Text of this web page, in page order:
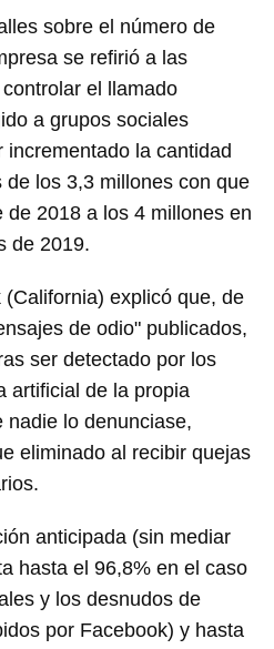
sobre el número de
se refirió a las
el llamado
a grupos sociales
la cantidad
los 3,3 millones con que
2018 a los 4 millones en
de 2019.
explicó que, de
de odio" publicados,
ser detectado por los
artificial de la propia
lo denunciase,
eliminado al recibir quejas
anticipada (sin mediar
hasta el 96,8% en el caso
y los desnudos de
por Facebook) y hasta